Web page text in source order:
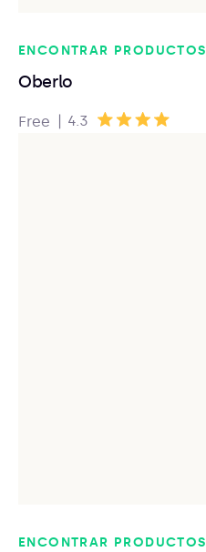
ENCONTRAR PRODUCTOS
Oberlo
Free | 4.3
ENCONTRAR PRODUCTOS